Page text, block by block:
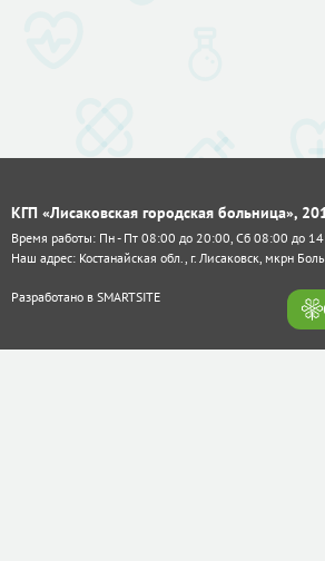
КГП «Лисаковская городская больница»,
Время работы: Пн - Пт 08:00 до 20:00, Сб 08:00 до
Наш адрес: Костанайская обл., г. Лисаковск, мкрн
Разработано в SMARTSITE